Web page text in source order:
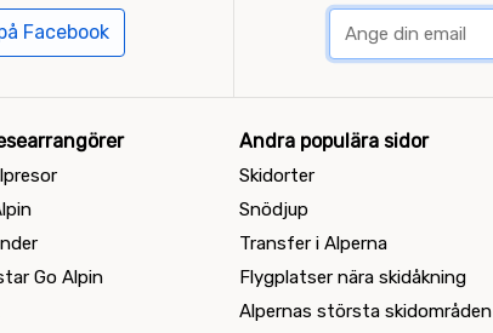
Facebook
Go Alpin
Andra populära sidor
Skidorter
Snödjup
Transfer i Alperna
Flygplatser nära skidåkning
Alpernas största skidområden